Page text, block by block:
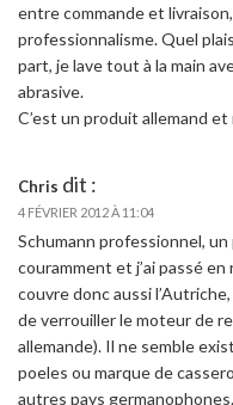
entre commande et
professionnalisme. Quel
part, je lave tout à la main
abrasive.
C’est un produit allemand et
Chris dit :
4 FÉVRIER 2012 À 11:04
Schumann professionnel, un
couramment et j’ai passé
couvre donc aussi
de verrouiller le moteur de
allemande). Il ne semble
poeles ou marque de
autres pays germanophones.